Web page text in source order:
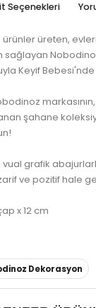
Seçenekleri
ürünler üreten,
Keyif
şahane
grafik
ve pozitif hale
x 12 cm
Dekorasyon